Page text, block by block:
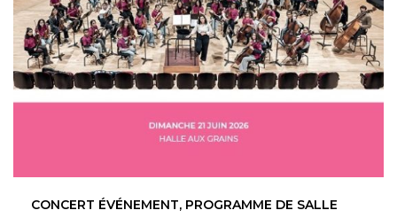
CONCERT ÉVÉNEMENT, PROGRAMME DE SALLE